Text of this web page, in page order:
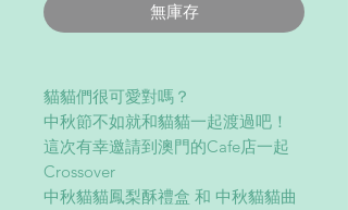
無庫存
貓貓們很可愛對嗎？
中秋節不如就和貓貓一起渡過吧！
這次有幸邀請到澳門的Cafe店一起
Crossover
中秋貓貓鳳梨酥禮盒 和 中秋貓貓曲